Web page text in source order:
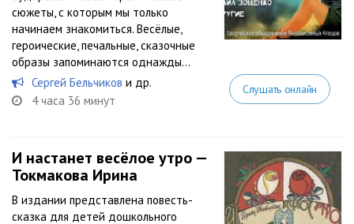
сюжеты, с которым мы только
начинаем знакомиться. Весёлые,
героические, печальные, сказочные
образы запоминаются однажды...
Сергей Бельчиков и др.
4 часа 36 минут
Слушать онлайн
И настанет весёлое утро —
Токмакова Ирина
В издании представлена повесть-
сказка для детей дошкольного